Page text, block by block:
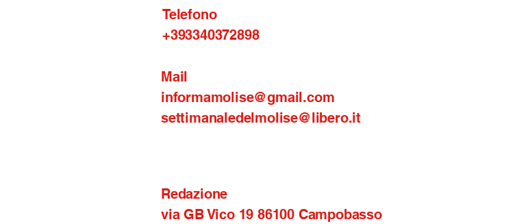
Telefono
+393340372898
Mail
informamolise@gmail.com
settimanaledelmolise@libero.it
Redazione
via GB Vico 19 86100 Campobasso